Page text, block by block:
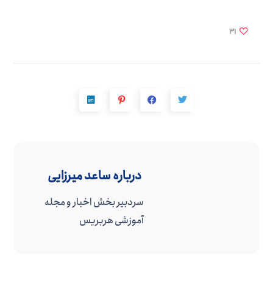
31
دربارهساعد میرزایی
سردبیر بخش اخبار و مجله
آموزشی هربریس